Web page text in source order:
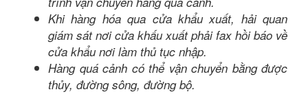
Khi hàng hóa qua cửa khẩu xuất, hải quan
giám sát nơi cửa khấu xuất phải fax hồi báo về
cửa khẩu nơi làm thủ tục nhập.
Hàng quá cảnh có thể vận chuyển bằng được
thủy, đường sông, đường bộ.